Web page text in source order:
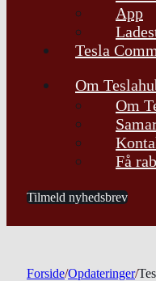
App
Tesla
Om
Om
Få
Tilmeld nyhedsbrev
Forside/Opdateringer/